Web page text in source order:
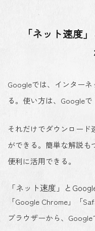
「ネット速度
Googleでは、インター
る。使い方は、Googleで
それだけでダウンロード
ができる。簡単な解説も
便利に活用できる。
「ネット速度」と
「Google Chrome」「
ブラウザーから、Google